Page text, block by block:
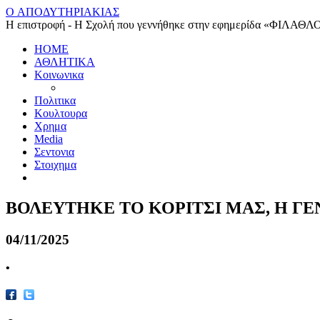
O ΑΠΟΔΥΤΗΡΙΑΚΙΑΣ
Η επιστροφή - Η Σχολή που γεννήθηκε στην εφημερίδα
HOME
ΑΘΛΗΤΙΚΑ
Κοινωνικα
Πολιτικα
Κουλτουρα
Χρημα
Media
Σεντονια
Στοιχημα
ΒΟΛΕΥΤΗΚΕ ΤΟ ΚΟΡΙΤΣΙ ΜΑΣ, Η
04/11/2025
•